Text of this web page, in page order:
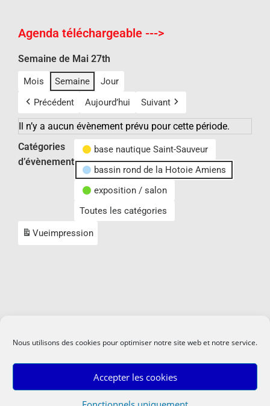
Nous utilisons des cookies pour optimiser notre site web et notre service.
Accepter les cookies
Agenda téléchargeable --->
Semaine de Mai 27th
Mois Semaine
Jour
Précédent
Aujourd’hui Suivant
Il n’y a aucun évènement prévu pour cette période.
Catégories
d’évènement
base nautique Saint-Sauveur
bassin rond de la Hotoie Amiens
exposition / salon
Toutes les catégories
Vueimpression